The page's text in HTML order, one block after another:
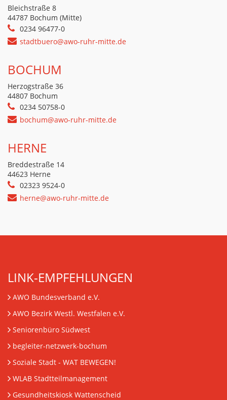
Bleichstraße 8
44787 Bochum (Mitte)
0234 96477-0
stadtbuero@awo-ruhr-mitte.de
BOCHUM
Herzogstraße 36
44807 Bochum
0234 50758-0
bochum@awo-ruhr-mitte.de
HERNE
Breddestraße 14
44623 Herne
02323 9524-0
herne@awo-ruhr-mitte.de
LINK-EMPFEHLUNGEN
AWO Bundesverband e.V.
AWO Bezirk Westl. Westfalen e.V.
Seniorenbüro Südwest
begleiter-netzwerk-bochum
Soziale Stadt - WAT BEWEGEN!
WLAB Stadtteilmanagement
Gesundheitskiosk Wattenscheid